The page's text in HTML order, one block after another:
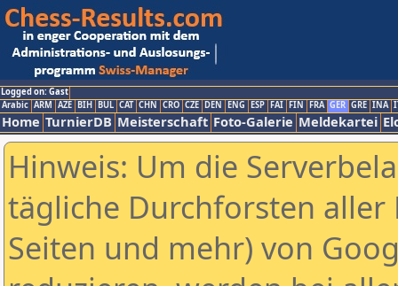
Logged on: Gast
Arabic ARM AZE BIH BUL CAT CHN CRO CZE DEN ENG ESP FAI FIN FRA GER GRE INA
Home TurnierDB Meisterschaft Foto-Galerie Meldekartei
Hinweis: Um die
tägliche Durchforsten aller
Seiten und mehr) von